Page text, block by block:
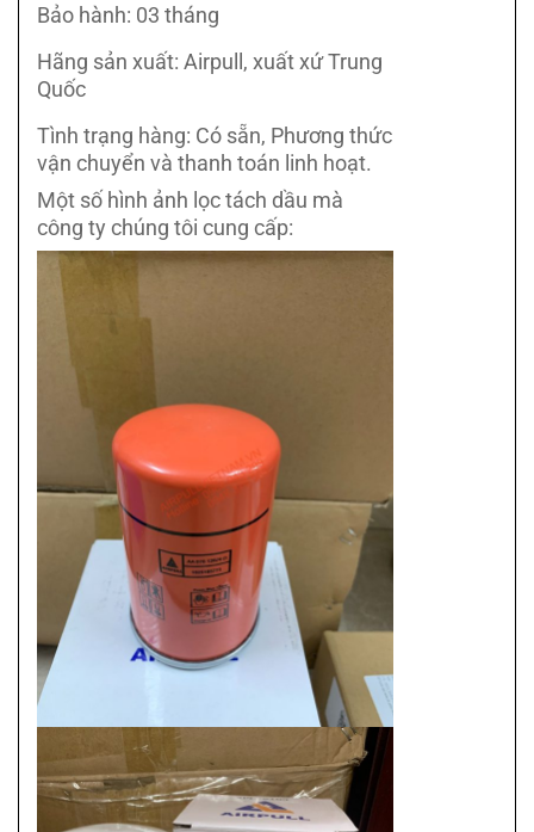
Bảo hành: 03 tháng
Hãng sản xuất: Airpull, xuất xứ Trung
Quốc
Tình trạng hàng: Có sẵn, Phương thức
vận chuyển và thanh toán linh hoạt.
Một số hình ảnh lọc tách dầu mà
công ty chúng tôi cung cấp: